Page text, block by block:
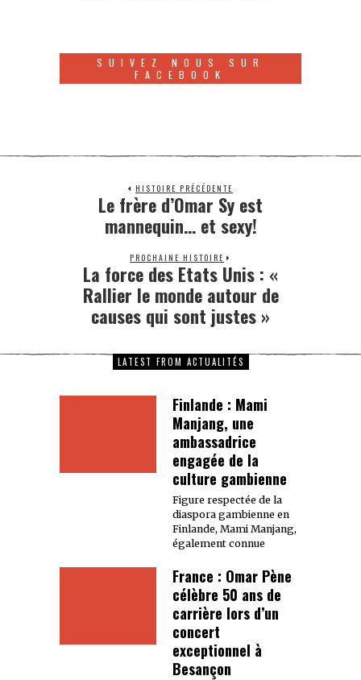
SUIVEZ NOUS SUR
FACEBOOK
HISTOIRE PRÉCÉDENTE
Le frère d’Omar Sy est
mannequin… et sexy!
PROCHAINE HISTOIRE
La force des Etats Unis : «
Rallier le monde autour de
causes qui sont justes »
LATEST FROM ACTUALITÉS
Finlande : Mami
Manjang, une
ambassadrice
engagée de la
culture gambienne
Figure respectée de la
diaspora gambienne en
Finlande, Mami Manjang,
également connue
France : Omar Pène
célèbre 50 ans de
carrière lors d’un
concert
exceptionnel à
Besançon